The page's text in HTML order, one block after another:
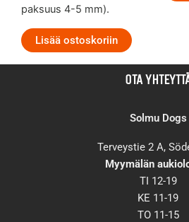
paksuus 4-5 mm).
Lisää ostoskoriin
OTA
Solmu Dogs
Terveystie 2 A,
Myymälän
TI 12-19
KE 11-19
TO 11-15